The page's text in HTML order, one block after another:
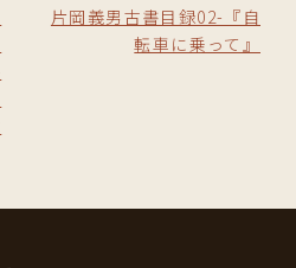
片岡義男古書目録02-『自
転車に乗って』